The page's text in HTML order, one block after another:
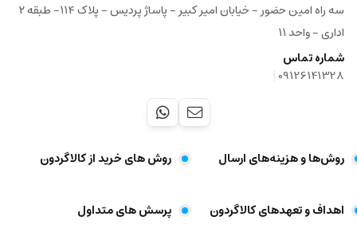
سه راه امین حضور - خیابان امیر کبیر - پاساژ پردیس - پلاک ۱۱۴- طبقه ۲
اداری - واحد ۱۱
شماره تماس
09126141328
|
روش‌ها و هزینه‌های ارسال روش های خرید از کالاگردون
اهداف و تعهد‌های کالاگردون پرسش های متداول